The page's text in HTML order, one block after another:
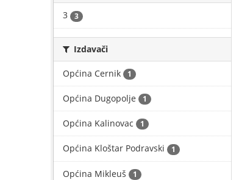
3 3
Izdavači
Općina Cernik 1
Općina Dugopolje 1
Općina Kalinovac 1
Općina Kloštar Podravski 1
Općina Mikleuš 1